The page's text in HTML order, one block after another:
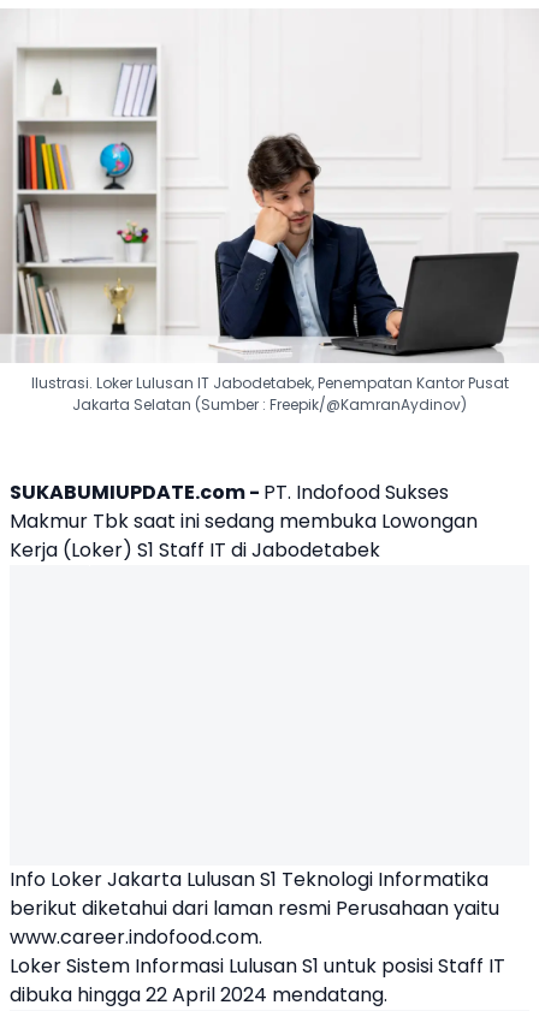
Ilustrasi. Loker Lulusan IT Jabodetabek, Penempatan Kantor Pusat
Jakarta Selatan (Sumber : Freepik/@KamranAydinov)
SUKABUMIUPDATE.com - PT. Indofood Sukses
Makmur Tbk saat ini sedang membuka Lowongan
Kerja (Loker) S1 Staff IT di Jabodetabek
Info Loker Jakarta Lulusan S1 Teknologi Informatika
berikut diketahui dari laman resmi Perusahaan yaitu
www.career.indofood.com.
Loker Sistem Informasi Lulusan S1 untuk posisi Staff IT
dibuka hingga 22 April 2024 mendatang.